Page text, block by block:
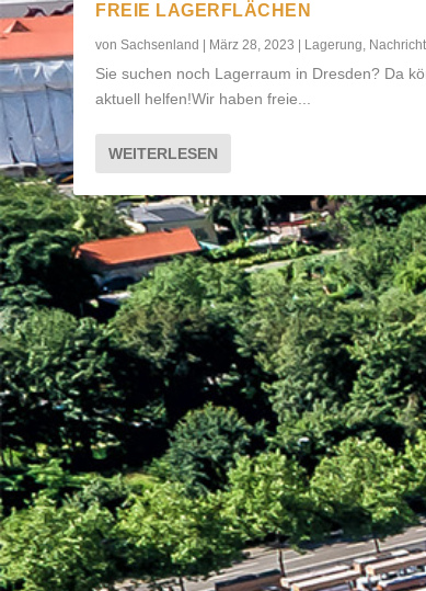
LAGERUNG
Gepostet vonSachsenland|Aug. 4, 2017|
FREIE LAGERFLÄCHEN
vonSachsenland März 28, 2023 Lagerung,
Sie suchen noch Lagerraum in Dresden? Da
aktuell helfen!Wir haben freie...
WEITERLESEN